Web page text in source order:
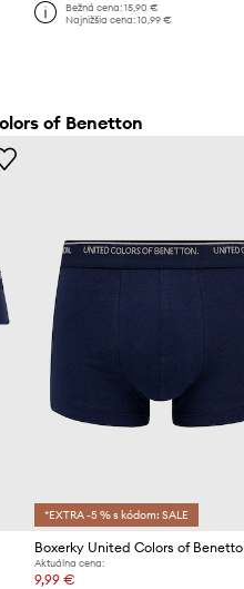
Bežná cena: 15,90 €
Najnižšia cena: 10,99 €
of Benetton
*EXTRA -5 % s kódom: SALE
Boxerky United Colors of
Aktuálna cena:
9,99 €